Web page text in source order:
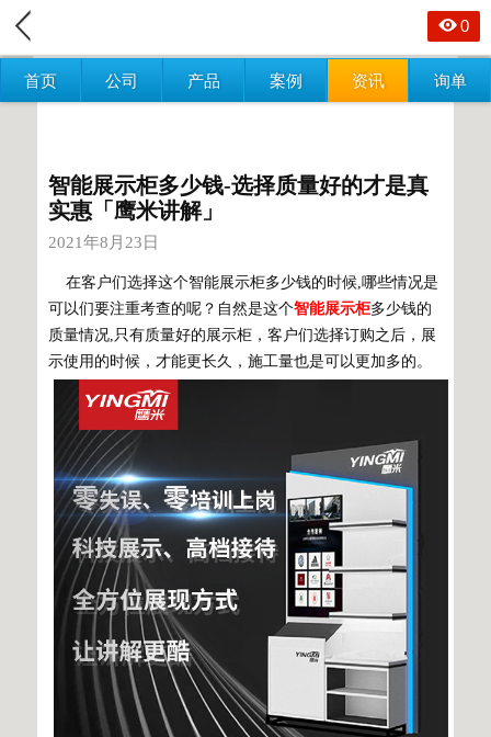
首页 公司 产品 案例 资讯 询单
0
智能展示柜多少钱-选择质量好的才是真
实惠「鹰米讲解」
2021年8月23日
在客户们选择这个智能展示柜多少钱的时候,哪些情况是
可以们要注重考查的呢？自然是这个智能展示柜多少钱的
质量情况,只有质量好的展示柜，客户们选择订购之后，展
示使用的时候，才能更长久，施工量也是可以更加多的。